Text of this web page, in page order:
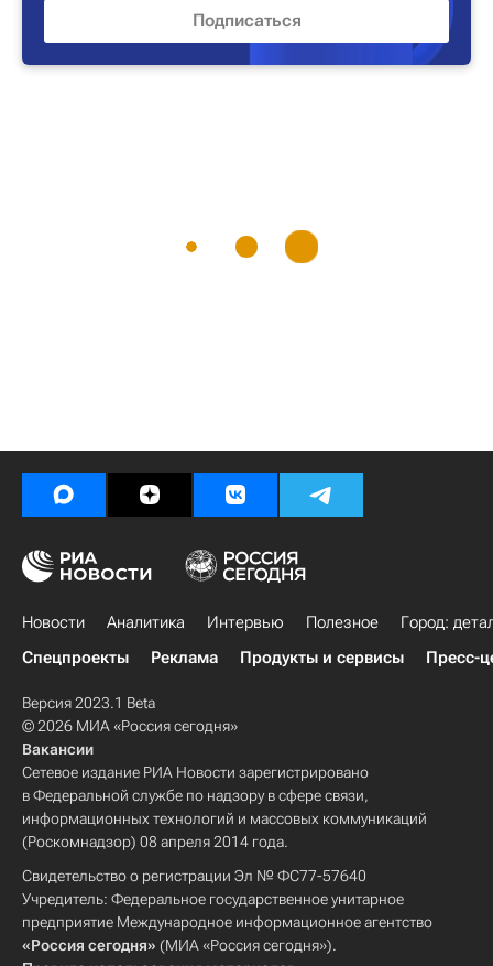
Новости Аналитика Интервью Полезное
Город:
Спецпроекты
Реклама Продукты и сервисы Пресс-
Версия 2023.1 Beta
© 2026 МИА «Россия сегодня»
Вакансии
Сетевое издание РИА Новости зарегистрировано
в Федеральной службе по надзору в сфере связи,
информационных технологий и массовых коммуникаций
(Роскомнадзор) 08 апреля 2014 года.
Свидетельство о регистрации Эл № ФС77-57640
Учредитель: Федеральное государственное унитарное
предприятие Международное информационное агентство
«Россия сегодня» (МИА «Россия сегодня»).